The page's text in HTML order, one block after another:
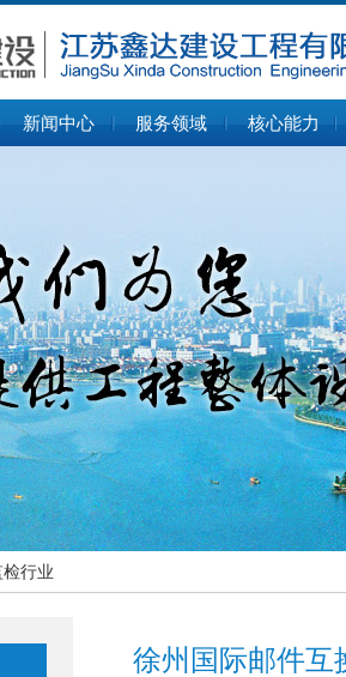
新闻中心 服务领域 核心能力
行业
徐州国际邮件互